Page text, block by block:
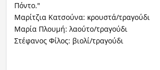
Πόντο."
Μαρίτζια Κατσούνα: κρουστά/τραγούδι
Μαρία Πλουμή: λαούτο/τραγούδι
Στέφανος Φίλος: βιολί/τραγούδι